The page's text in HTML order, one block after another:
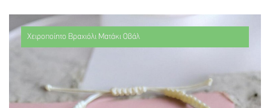
Χειροποίητο Βραχιόλι Ματάκι Οβάλ